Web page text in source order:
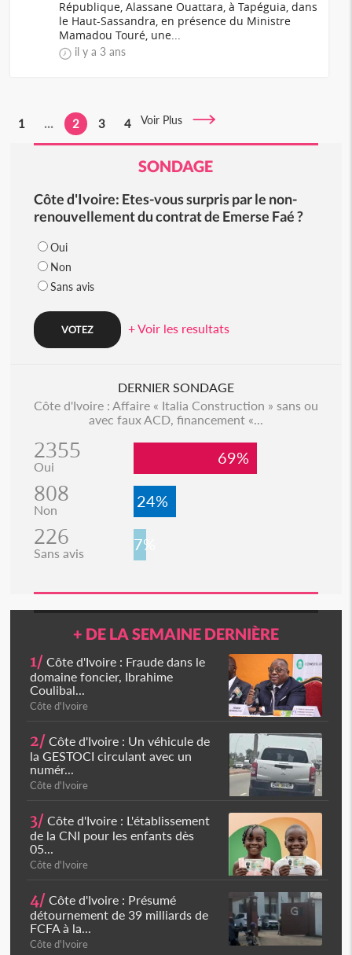
République, Alassane Ouattara, à Tapéguia, dans
le Haut-Sassandra, en présence du Ministre
Mamadou Touré, une...
il y a 3 ans
1 ... 2 3 4 Voir Plus
SONDAGE
Côte d'Ivoire: Etes-vous surpris par le non-
renouvellement du contrat de Emerse Faé ?
Oui
Non
Sans avis
+ Voir les resultats
DERNIER SONDAGE
Côte d'Ivoire : Affaire « Italia Construction » sans ou
avec faux ACD, financement «...
2355
Oui 69%
808
Non 24%
226
Sans avis 7%
+ DE LA SEMAINE DERNIÈRE
1/ Côte d'Ivoire : Fraude dans le
domaine foncier, Ibrahime
Coulibal...
Côte d'Ivoire
2/ Côte d'Ivoire : Un véhicule de
la GESTOCI circulant avec un
numér...
Côte d'Ivoire
3/ Côte d'Ivoire : L'établissement
de la CNI pour les enfants dès
05...
Côte d'Ivoire
4/ Côte d'Ivoire : Présumé
détournement de 39 milliards de
FCFA à la...
Côte d'Ivoire